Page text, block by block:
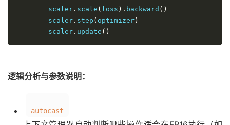
        scaler
. scale ( loss ). backward ()
        scaler
. step ( optimizer )
        scaler
. update ()
逻辑分析与参数说明：
autocast